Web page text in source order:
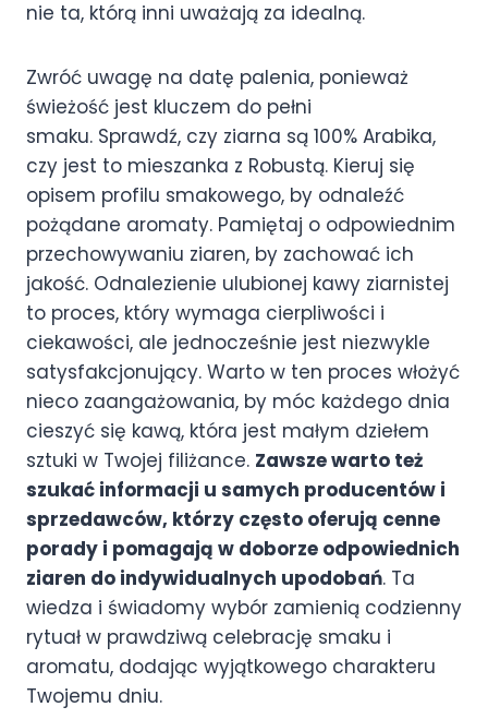
nie ta, którą inni uważają za idealną.
Zwróć uwagę na datę palenia, ponieważ
świeżość jest kluczem do pełni
smaku. Sprawdź, czy ziarna są 100% Arabika,
czy jest to mieszanka z Robustą. Kieruj się
opisem profilu smakowego, by odnaleźć
pożądane aromaty. Pamiętaj o odpowiednim
przechowywaniu ziaren, by zachować ich
jakość. Odnalezienie ulubionej kawy ziarnistej
to proces, który wymaga cierpliwości i
ciekawości, ale jednocześnie jest niezwykle
satysfakcjonujący. Warto w ten proces włożyć
nieco zaangażowania, by móc każdego dnia
cieszyć się kawą, która jest małym dziełem
sztuki w Twojej filiżance. Zawsze warto też
szukać informacji u samych producentów i
sprzedawców, którzy często oferują cenne
porady i pomagają w doborze odpowiednich
ziaren do indywidualnych upodobań. Ta
wiedza i świadomy wybór zamienią codzienny
rytuał w prawdziwą celebrację smaku i
aromatu, dodając wyjątkowego charakteru
Twojemu dniu.